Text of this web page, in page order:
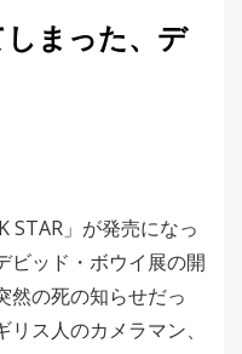
まった、デ
STAR」が発売になっ
ビッド・ボウイ展の開
然の死の知らせだっ
ス人のカメラマン、